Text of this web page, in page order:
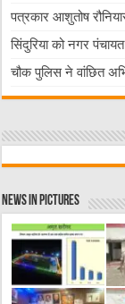
पत्रकार आशुतोष
सिंदुरिया को नगर
चौक पुलिस ने वांछित
News in Pictures